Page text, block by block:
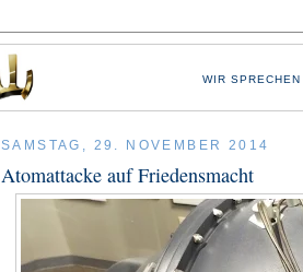
WIR
SAMSTAG, 29. NOVEMBER 2014
Atomattacke auf Friedensmacht